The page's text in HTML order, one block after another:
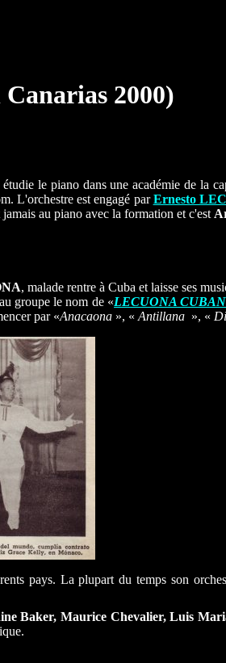
2000)
le piano dans une académie de la
L'orchestre est engagé parErnesto
au piano avec la formation et c'est
, malade rentre à Cuba et laisse ses
groupe le nom de «LECUONA
par «Anacaona », « Antillana », «
pays. La plupart du temps son
Baker, Maurice Chevalier, Luis